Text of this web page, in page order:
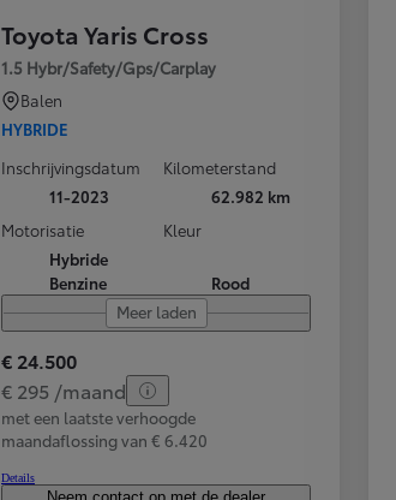
Corolla Cross
HYBRIDE
Toyota Yaris Cross
1.5 Hybr/Safety/Gps/Carplay
Balen
HYBRIDE
Inschrijvingsdatum
11-2023
Kilometerstand
62.982 km
Motorisatie
Hybride
Benzine
Kleur
Rood
Meer laden
€ 24.500
€ 295 /maand
met een laatste verhoogde
maandaflossing van € 6.420
Details